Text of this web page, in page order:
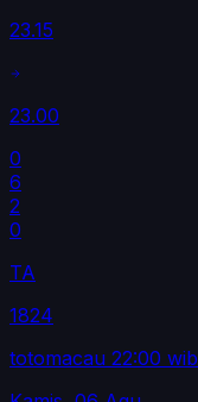
23.15
23.00
0
6
2
0
TA
1824
totomacau 22:00 wib